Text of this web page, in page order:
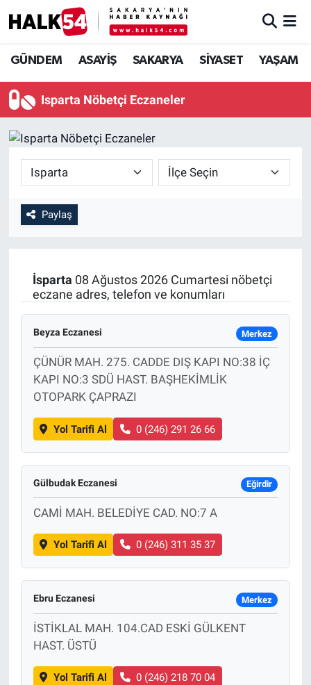
GÜNDEM ASAYİŞ SAKARYA SİYASET YAŞAM
Isparta Nöbetçi Eczaneler
Paylaş
İsparta 08 Ağustos 2026 Cumartesi nöbetçi
eczane adres, telefon ve konumları
Beyza Eczanesi Merkez
ÇÜNÜR MAH. 275. CADDE DIŞ KAPI NO:38 İÇ
KAPI NO:3 SDÜ HAST. BAŞHEKİMLİK
OTOPARK ÇAPRAZI
Yol Tarifi Al 0 (246) 291 26 66
Gülbudak Eczanesi Eğirdir
CAMİ MAH. BELEDİYE CAD. NO:7 A
Yol Tarifi Al 0 (246) 311 35 37
Ebru Eczanesi Merkez
İSTİKLAL MAH. 104.CAD ESKİ GÜLKENT
HAST. ÜSTÜ
Yol Tarifi Al 0 (246) 218 70 04
GÜNDEM
SAKARYA
SPOR
EĞİTİM
MAGAZİN
ÖZEL HABER
HALK54 PANORAMA
Adapazarı Nöbetçi Eczaneler
Süper Lig Puan Durumu ve Fikstür